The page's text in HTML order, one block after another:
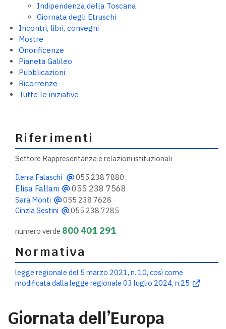
Indipendenza della Toscana
Giornata degli Etruschi
Incontri, libri, convegni
Mostre
Onorificenze
Pianeta Galileo
Pubblicazioni
Ricorrenze
Tutte le iniziative
Riferimenti
Settore Rappresentanza e relazioni istituzionali
Ilenia Falaschi
055 238 7880
Elisa Fallani 055 238 7568
Sara Monti
055 238 7628
Cinzia Sestini
055 238 7285
numero verde 800 401 291
Normativa
legge regionale del 5 marzo 2021, n. 10, così come
modificata dalla legge regionale 03 luglio 2024, n.25
Giornata dell’Europa